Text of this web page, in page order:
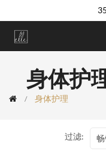
身体护
身体护理
过滤: